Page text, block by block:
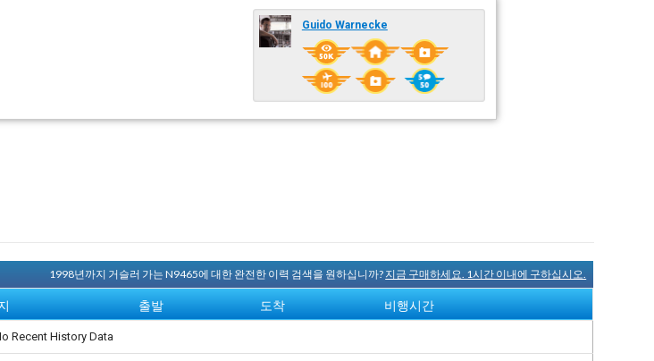
Guido Warnecke
1998년까지 거슬러 가는 N9465에 대한 완전한 이력 검색을 원하십니까? 지금 구매하세요. 1시간 이내에 구하십시오.
출발 도착 비행시간
Recent History Data